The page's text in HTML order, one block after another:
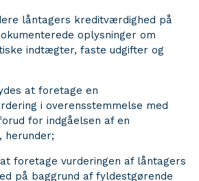
låntagers kreditværdighed på
oplysninger om
indtægter, faste udgifter og
at foretage en
i overensstemmelse med
for indgåelsen af en
herunder;
foretage vurderingen af låntagers
på baggrund af fyldestgørende